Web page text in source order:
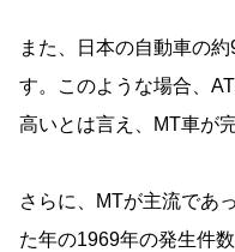
また、日本の自動車の
す。このような場合、
高いとは言え、MT車が
さらに、MTが主流であ
た年の1969年の発生件